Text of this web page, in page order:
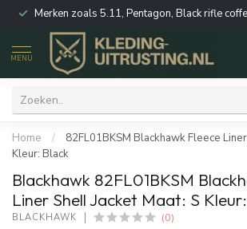
Merken zoals 5.11, Pentagon, Black rifle
MENU
Home /
82FL01BKSM Blackhawk Fleece
Kleur: Black
Blackhawk 82FL01BKSM
Liner Shell Jacket Maat: S
BLACKHAWK (0)